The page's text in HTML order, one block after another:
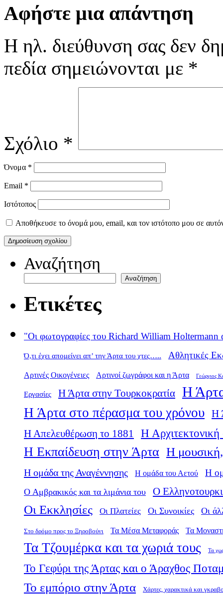
Αφήστε μια απάντηση
Η ηλ. διεύθυνση σας δεν
πεδία σημειώνονται με *
Σχόλιο *
Όνομα *
Email *
Ιστότοπος
Αποθήκευσε το όνομά μου, email, και τον ιστότοπο μου σε
Αναζήτηση
Αναζήτηση
Ετικέτες
"Οι φωτογραφίες του Richard William Holtermann
Ό,τι έχει απομείνει απ’ την Άρτα του χτες….. Αθλητικές
Αρτινές Οικογένειες Αρτινοί ζωγράφοι και η Άρτα Γεώργιος
Εργασίες Η Άρτα στην Τουρκοκρατία Η
Η Άρτα στο πέρασμα του χρόνου Η
Η Απελευθέρωση το 1881
Η
Η Εκπαίδευση στην Άρτα Η μουσική,
Η ομάδα της Αναγέννησης Η ομάδα του Αετού Η
Ο Αμβρακικός και τα λιμάνια του Ο
Οι Εκκλησίες Οι Πλατείες Οι Συνοικίες Οι
Στο δρόμο προς το Ξηροβούνι Τα Μέσα Μεταφοράς Τα
Τα Τζουμέρκα και τα χωριά τους Τα
Το Γεφύρι της Άρτας και ο Άραχθος
Το εμπόριο στην Άρτα Χάρτες, χαρακτικά και